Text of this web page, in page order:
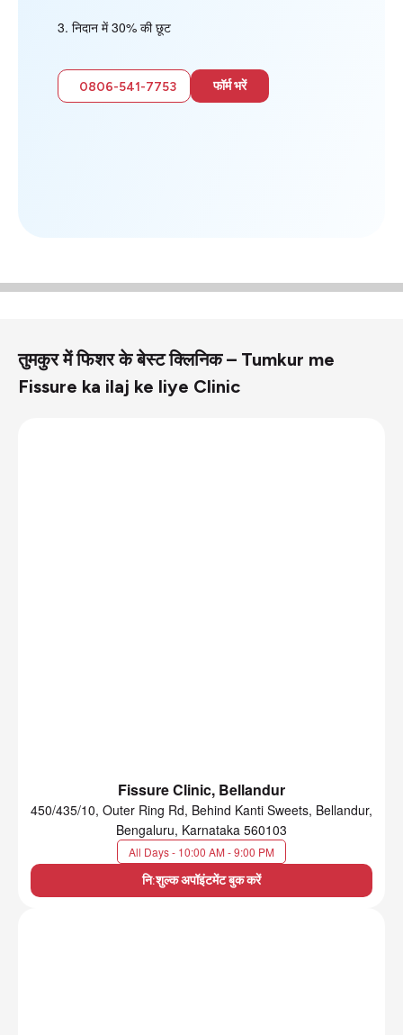
निदान में 30% की छूट
0806-541-7753 फॉर्म भरें
तुमकुर में फिशर के बेस्ट क्लिनिक – Tumkur me
Fissure ka ilaj ke liye Clinic
Fissure Clinic, Bellandur
450/435/10, Outer Ring Rd, Behind Kanti Sweets, Bellandur,
Bengaluru, Karnataka 560103
All Days - 10:00 AM - 9:00 PM
नि:शुल्क अपॉइंटमेंट बुक करें